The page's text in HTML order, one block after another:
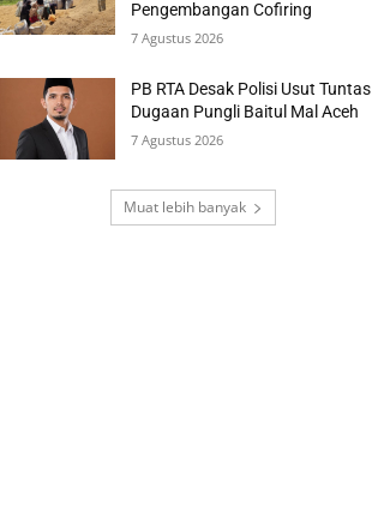
Pengembangan Cofiring
7 Agustus 2026
PB RTA Desak Polisi Usut Tuntas
Dugaan Pungli Baitul Mal Aceh
7 Agustus 2026
Muat lebih banyak